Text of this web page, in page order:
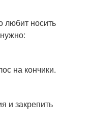
любит носить
на кончики.
и закрепить